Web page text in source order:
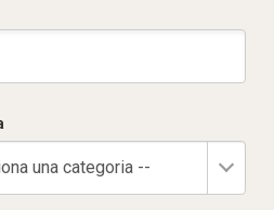
una categoria --